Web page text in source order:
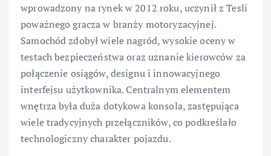
wprowadzony na rynek w 2012 roku, uczynił z Tesli
poważnego gracza w branży motoryzacyjnej.
Samochód zdobył wiele nagród, wysokie oceny w
testach bezpieczeństwa oraz uznanie kierowców za
połączenie osiągów, designu i innowacyjnego
interfejsu użytkownika. Centralnym elementem
wnętrza była duża dotykowa konsola, zastępująca
wiele tradycyjnych przełączników, co podkreślało
technologiczny charakter pojazdu.